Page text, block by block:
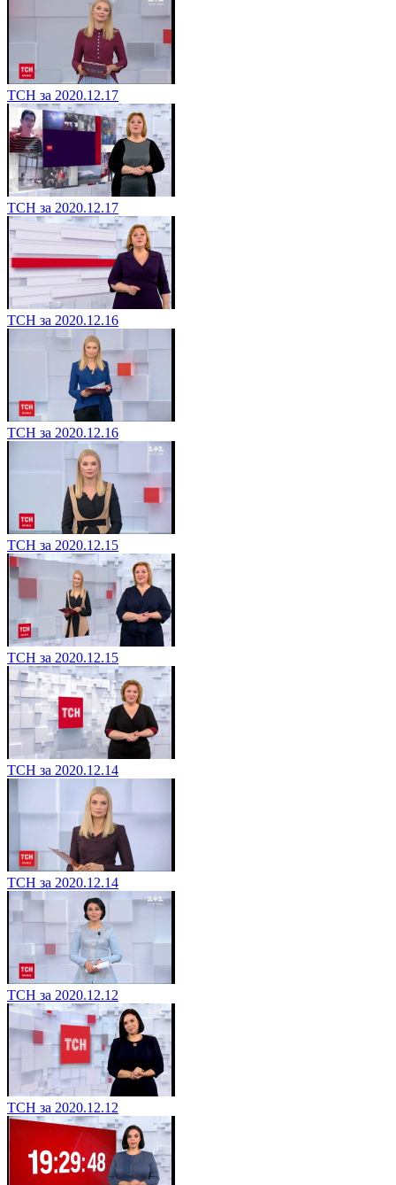
ТСН за 2020.12.17
ТСН за 2020.12.17
ТСН за 2020.12.16
ТСН за 2020.12.16
ТСН за 2020.12.15
ТСН за 2020.12.15
ТСН за 2020.12.14
ТСН за 2020.12.14
ТСН за 2020.12.12
ТСН за 2020.12.12